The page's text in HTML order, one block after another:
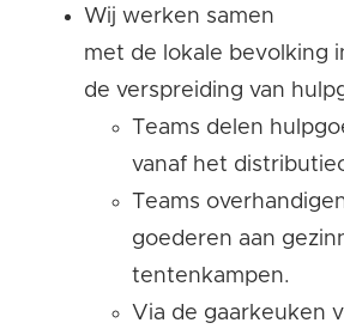
Wij werken samen
met de lokale bevolking
de verspreiding van
Teams delen
vanaf het
Teams
goederen aan
tentenkampen.
Via de gaarkeuken